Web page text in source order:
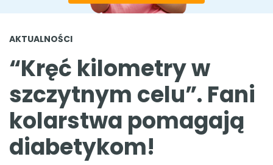
AKTUALNOŚCI
“Kręć kilometry w
szczytnym celu”. Fani
kolarstwa pomagają
diabetykom!